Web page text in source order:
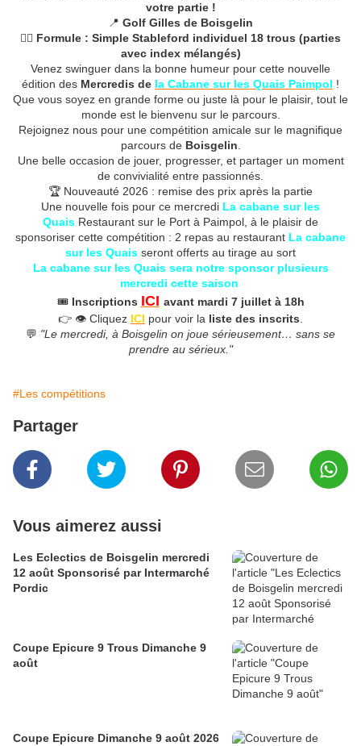
votre partie !
📍 Golf Gilles de Boisgelin
🏌️‍♂️ Formule : Simple Stableford individuel 18 trous (parties
avec index mélangés)
Venez swinguer dans la bonne humeur pour cette nouvelle
édition des Mercredis de la Cabane sur les Quais Paimpol !
Que vous soyez en grande forme ou juste là pour le plaisir, tout le
monde est le bienvenu sur le parcours.
Rejoignez nous pour une compétition amicale sur le magnifique
parcours deBoisgelin
Une belle occasion de jouer, progresser, et partager un moment
de convivialité entre passionnés.
🏆 Nouveauté 2026 : remise des prix après la partie
Une nouvelle fois pour ce mercredi La cabane sur les
Quais Restaurant sur le Port à Paimpol, à le plaisir de
sponsoriser cette compétition : 2 repas au restaurant La cabane
sur les Quais seront offerts au tirage au sort
La cabane sur les Quais sera notre sponsor plusieurs
mercredi cette saison
🎟️ Inscriptions ICI avant mardi 7 juillet à 18h
👉 👁️ Cliquez ICI pour voir la liste des inscrits
💬 "Le mercredi, à Boisgelin on joue sérieusement… sans se
prendre au sérieux."
#Les compétitions
Partager
Vous aimerez aussi
Les Eclectics de Boisgelin mercredi
12 août Sponsorisé par Intermarché
Pordic
Coupe Epicure 9 Trous Dimanche 9
août
Coupe Epicure Dimanche 9 août 2026